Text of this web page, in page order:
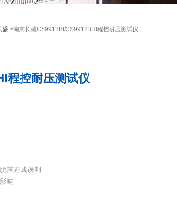
盛 >南京长盛CS9912BI/CS9912BHI程控耐压测试仪
程控耐压测试仪
落造成误判
响